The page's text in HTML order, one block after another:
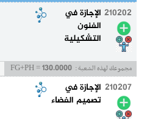
210202 الإجازة في
الفنون
التشكيلية
مجموعك لهذه الشعبة : FG+PH = 130.0000
210207 الإجازة في
تصميم الفضاء